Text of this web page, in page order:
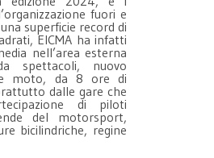
fuori e
superficie record di
EICMA ha infatti
nell’area esterna
spettacoli, nuovo
moto, da 8 ore di
dalle gare che
di piloti
del motorsport,
bicilindriche, regine